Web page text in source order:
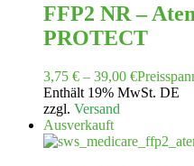
FFP2 NR –
PROTECT
3,75 € – 39,00 €
Enthält 19% MwSt. DE
zzgl. Versand
Ausverkauft